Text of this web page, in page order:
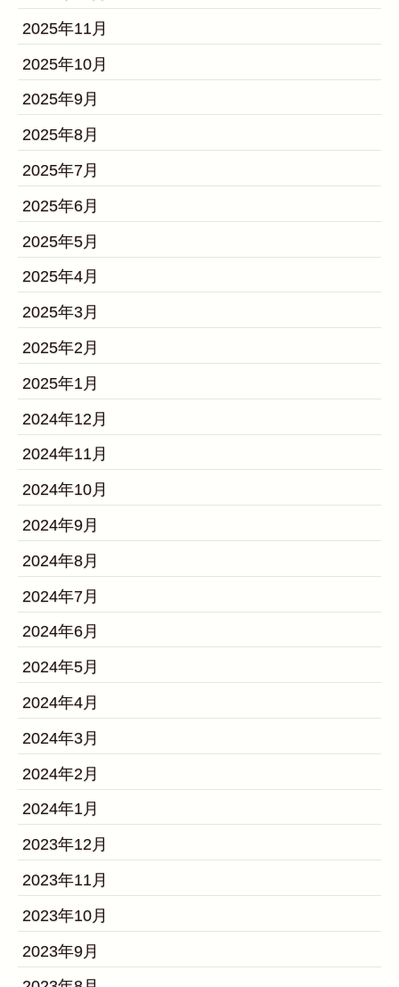
2025年11月
2025年10月
2025年9月
2025年8月
2025年7月
2025年6月
2025年5月
2025年4月
2025年3月
2025年2月
2025年1月
2024年12月
2024年11月
2024年10月
2024年9月
2024年8月
2024年7月
2024年6月
2024年5月
2024年4月
2024年3月
2024年2月
2024年1月
2023年12月
2023年11月
2023年10月
2023年9月